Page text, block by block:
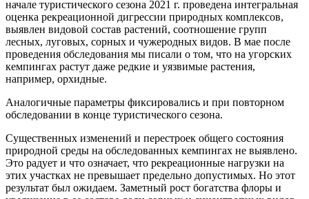
начале туристического сезона 2021 г. проведена интегральная
оценка рекреационной дигрессии природных комплексов,
выявлен видовой состав растений, соотношение групп
лесных, луговых, сорных и чужеродных видов. В мае после
проведения обследования мы писали о том, что на угорских
кемпингах растут даже редкие и уязвимые растения,
например, орхидные.
Аналогичные параметры фиксировались и при повторном
обследовании в конце туристического сезона.
Существенных изменений и перестроек общего состояния
природной среды на обследованных кемпингах не выявлено.
Это радует и что означает, что рекреационные нагрузки на
этих участках не превышает предельно допустимых. Но этот
результат был ожидаем. Заметный рост богатства флоры и